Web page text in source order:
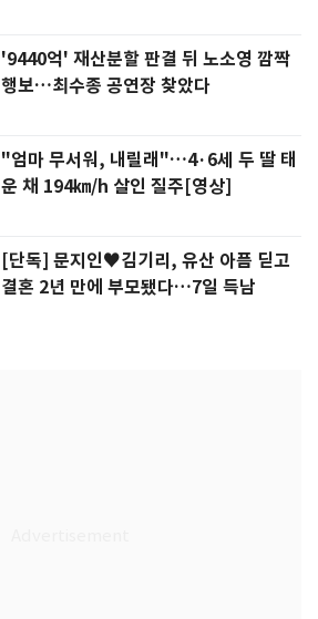
'9440억' 재산분할 판결 뒤 노소영 깜짝
행보…최수종 공연장 찾았다
"엄마 무서워, 내릴래"…4·6세 두 딸 태
운 채 194㎞/h 살인 질주[영상]
[단독] 문지인♥김기리, 유산 아픔 딛고
결혼 2년 만에 부모됐다…7일 득남